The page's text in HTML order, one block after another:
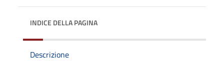
INDICE DELLA PAGINA
Descrizione